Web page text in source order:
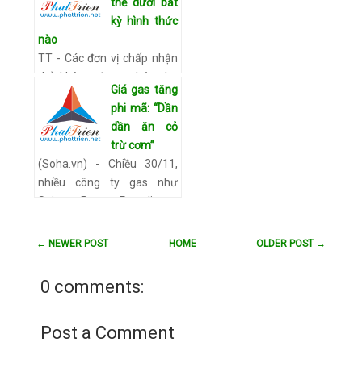
th…Xem chi tiết
kỳ hình thức
nào
TT - Các đơn vị chấp nhận
thẻ không được phép thu
các phí liên quan đến việc
chấp nhận thẻ dưới bất kỳ
hình thức nào. Chủ thẻ có
quyền sử dụng… Xem chi
tiết
Giá gas tăng
phi mã: “Dần
dần ăn cỏ
trừ cơm”
(Soha.vn) - Chiều 30/11,
nhiều công ty gas như
Saigon Petro, Petrolimex,
công bố mức tăng giá
← NEWER POST OLDER POST →
HOME
0 comments:
Post a Comment